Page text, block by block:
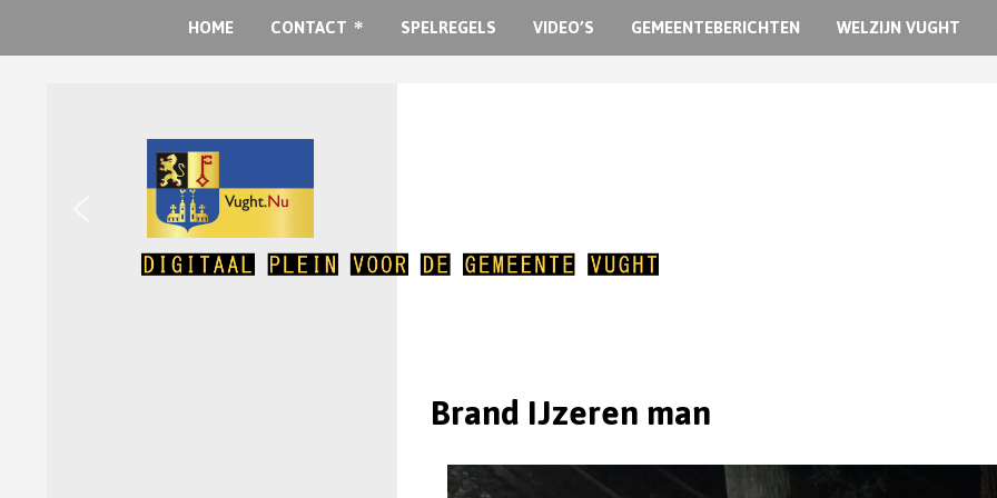
HOME CONTACT SPELREGELS VIDEO’S GEMEENTEBERICHTEN WELZIJN VUGHT
Brand IJzeren man